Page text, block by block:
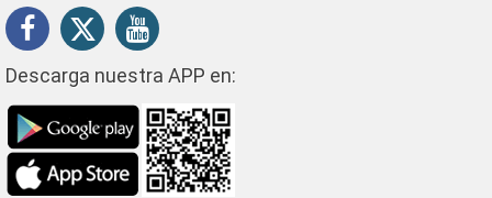
Descarga nuestra APP en: